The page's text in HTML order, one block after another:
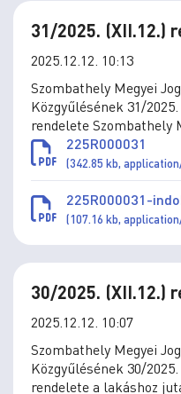
31/2025. (XII.12.)
2025.12.12. 10:13
Szombathely Megyei
Közgyűlésének 31/
rendelete Szombathely
Önkormányzatának
Szabályzatáról szóló 16/
rendelet módosításáról
225R000031
(342.85 kb,
225R000031-
(107.16 kb,
30/2025. (XII.12.)
2025.12.12. 10:07
Szombathely Megyei
Közgyűlésének 30/
rendelete a lakáshoz